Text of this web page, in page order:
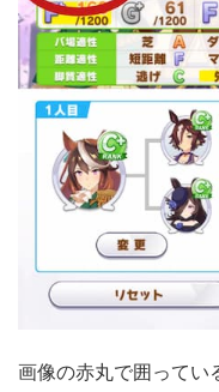
画像の赤丸で囲ってい